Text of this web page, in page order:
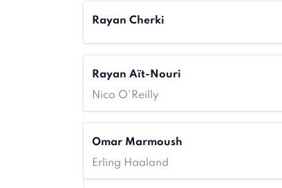
Rayan Cherki
Rayan Aït-Nouri
Nico O'Reilly
Omar Marmoush
Erling Haaland